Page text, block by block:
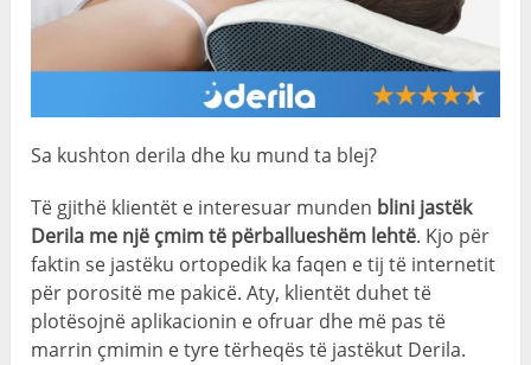
Sa kushton derila dhe ku mund ta blej?
Të gjithë klientët e interesuar munden blini jastëk
Derila me një çmim të përballueshëm lehtë. Kjo për
faktin se jastëku ortopedik ka faqen e tij të internetit
për porositë me pakicë. Aty, klientët duhet të
plotësojnë aplikacionin e ofruar dhe më pas të
marrin çmimin e tyre tërheqës të jastëkut Derila.